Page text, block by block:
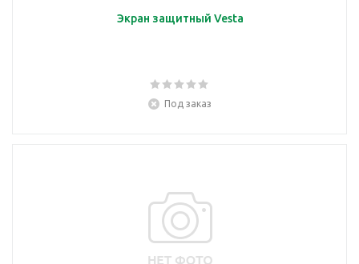
Экран защитный Vesta
Под заказ